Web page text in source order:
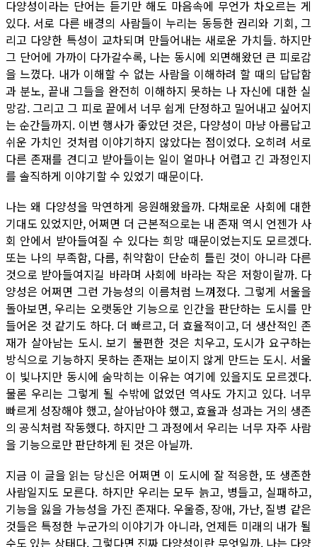
다양성이라는 단어는 듣기만 해도 마음속에 무언가 차오르는 게
있다. 서로 다른 배경의 사람들이 누리는 동등한 권리와 기회, 그
리고 다양한 특성이 교차되며 만들어내는 새로운 가치들. 하지만
그 단어에 가까이 다가갈수록, 나는 동시에 외면해왔던 큰 피로감
을 느꼈다. 내가 이해할 수 없는 사람을 이해하려 할 때의 답답함
과 분노, 끝내 그들을 완전히 이해하지 못하는 나 자신에 대한 실
망감. 그리고 그 피로 끝에서 너무 쉽게 단정하고 밀어내고 싶어지
는 순간들까지. 이번 행사가 좋았던 것은, 다양성이 마냥 아름답고
쉬운 가치인 것처럼 이야기하지 않았다는 점이었다. 오히려 서로
다른 존재를 견디고 받아들이는 일이 얼마나 어렵고 긴 과정인지
를 솔직하게 이야기할 수 있었기 때문이다.
나는 왜 다양성을 막연하게 응원해왔을까. 다채로운 사회에 대한
기대도 있었지만, 어쩌면 더 근본적으로는 내 존재 역시 언젠가 사
회 안에서 받아들여질 수 있다는 희망 때문이었는지도 모르겠다.
또는 나의 부족함, 다름, 취약함이 단순히 틀린 것이 아니라 다른
것으로 받아들여지길 바라며 사회에 바라는 작은 저항이랄까. 다
양성은 어쩌면 그런 가능성의 이름처럼 느껴졌다. 그렇게 서울을
돌아보면, 우리는 오랫동안 기능으로 인간을 판단하는 도시를 만
들어온 것 같기도 하다. 더 빠르고, 더 효율적이고, 더 생산적인 존
재가 살아남는 도시. 보기 불편한 것은 치우고, 도시가 요구하는
방식으로 기능하지 못하는 존재는 보이지 않게 만드는 도시. 서울
이 빛나지만 동시에 숨막히는 이유는 여기에 있을지도 모르겠다.
물론 우리는 그렇게 될 수밖에 없었던 역사도 가지고 있다. 너무
빠르게 성장해야 했고, 살아남아야 했고, 효율과 성과는 거의 생존
의 공식처럼 작동했다. 하지만 그 과정에서 우리는 너무 자주 사람
을 기능으로만 판단하게 된 것은 아닐까.
지금 이 글을 읽는 당신은 어쩌면 이 도시에 잘 적응한, 또 생존한
사람일지도 모른다. 하지만 우리는 모두 늙고, 병들고, 실패하고,
기능을 잃을 가능성을 가진 존재다. 우울증, 장애, 가난, 질병 같은
것들은 특정한 누군가의 이야기가 아니라, 언제든 미래의 내가 될
수도 있는 상태다. 그렇다면 진짜 다양성이란 무엇일까. 나는 다양